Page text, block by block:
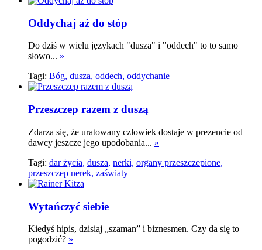
Oddychaj aż do stóp
Do dziś w wielu językach "dusza" i "oddech" to to samo
słowo... »
Tagi: Bóg, dusza, oddech, oddychanie
Przeszczep razem z duszą
Zdarza się, że uratowany człowiek dostaje w prezencie od
dawcy jeszcze jego upodobania... »
Tagi: dar życia, dusza, nerki, organy przeszczepione,
przeszczep nerek, zaświaty
Wytańczyć siebie
Kiedyś hipis, dzisiaj „szaman” i biznesmen. Czy da się to
pogodzić? »